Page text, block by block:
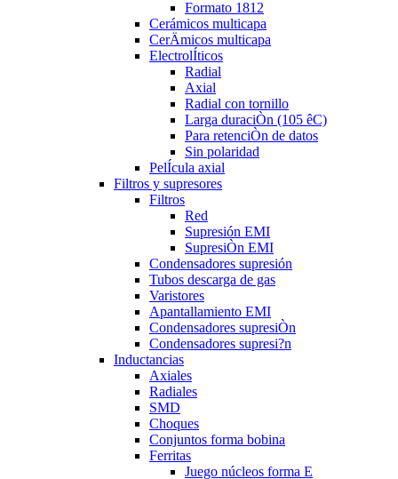
Formato 1812
Cerámicos multicapa
CerÄmicos multicapa
ElectrolÍticos
Radial
Axial
Radial con tornillo
Larga duraciÒn (105 êC)
Para retenciÒn de datos
Sin polaridad
PelÍcula axial
Filtros y supresores
Filtros
Red
Supresión EMI
SupresiÒn EMI
Condensadores supresión
Tubos descarga de gas
Varistores
Apantallamiento EMI
Condensadores supresiÒn
Condensadores supresi?n
Inductancias
Axiales
Radiales
SMD
Choques
Conjuntos forma bobina
Ferritas
Juego núcleos forma E